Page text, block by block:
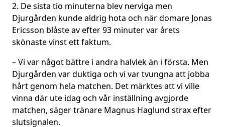
2. De sista tio minuterna blev nerviga men
Djurgården kunde aldrig hota och när domare Jonas
Ericsson blåste av efter 93 minuter var årets
skönaste vinst ett faktum.
– Vi var något bättre i andra halvlek än i första. Men
Djurgården var duktiga och vi var tvungna att jobba
hårt genom hela matchen. Det märktes att vi ville
vinna där ute idag och vår inställning avgjorde
matchen, säger tränare Magnus Haglund strax efter
slutsignalen.